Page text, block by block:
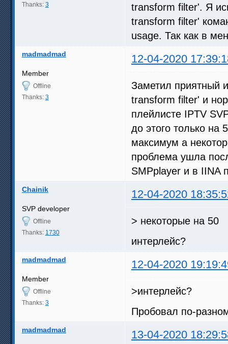
Thanks: 3
transform filter'. Я
transform filter'
usage. Так как в
madmadmad 12-04-2020
Member
Offline
Thanks: 3
Заметил приятный
transform filter' и
плейлисте IPTV
до этого только на
максимум а
проблема ушла
SMPplayer и в IINA
Chainik 12-04-2020
SVP developer
Offline
Thanks: 1730
> некоторые на 50
интерлейс?
madmadmad 12-04-2020
Member
Offline
Thanks: 3
>интерлейс?
Пробовал по-
madmadmad 13-04-2020